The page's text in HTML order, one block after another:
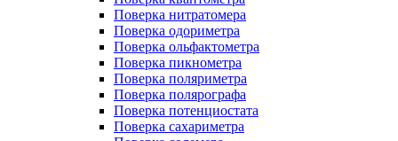
Поверка нитратомера
Поверка одориметра
Поверка ольфактометра
Поверка пикнометра
Поверка поляриметра
Поверка полярографа
Поверка потенциостата
Поверка сахариметра